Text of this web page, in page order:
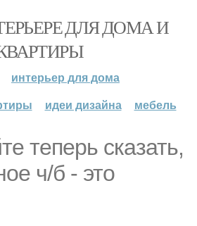
ДЛЯ ДОМА И
интерьер для дома
идеи дизайна мебель
теперь сказать,
ч/б - это